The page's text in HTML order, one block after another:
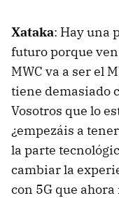
Xataka: Hay una
futuro porque
MWC va a ser el
tiene demasiado
Vosotros que lo
¿empezáis a
la parte
cambiar la
con 5G que